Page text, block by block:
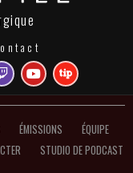
ÉMISSIONS
ÉQUIPE
STUDIO DE PODCAST